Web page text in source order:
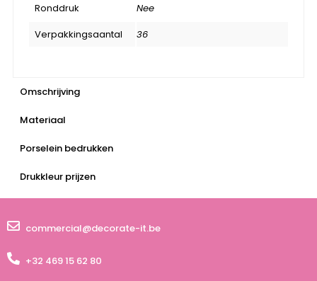
Ronddruk
Nee
Verpakkingsaantal
36
Omschrijving
Materiaal
Porselein bedrukken
Drukkleur prijzen
commercial@decorate-it.be
+32 469 15 62 80